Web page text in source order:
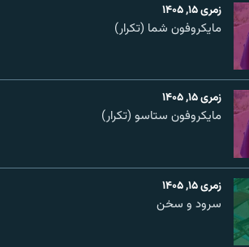
زمری ۱۵, ۱۴۰۵
مایکروفون شما (تکرار)
زمری ۱۵, ۱۴۰۵
مایکروفون ستاسو (تکرار)
زمری ۱۵, ۱۴۰۵
سرود و سخن